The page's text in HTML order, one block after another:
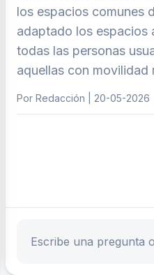
los espacios comunes
adaptado los espacios
todas las personas
aquellas con movilidad
Por Redacción | 20-05-2026
Escribe tu pregunta